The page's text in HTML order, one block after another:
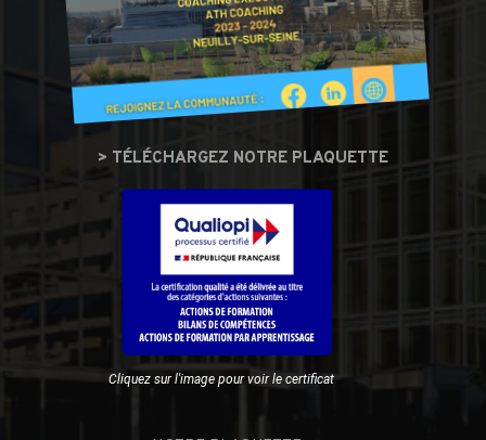
> TÉLÉCHARGEZ NOTRE PLAQUETTE
Cliquez sur l'image pour voir le certificat